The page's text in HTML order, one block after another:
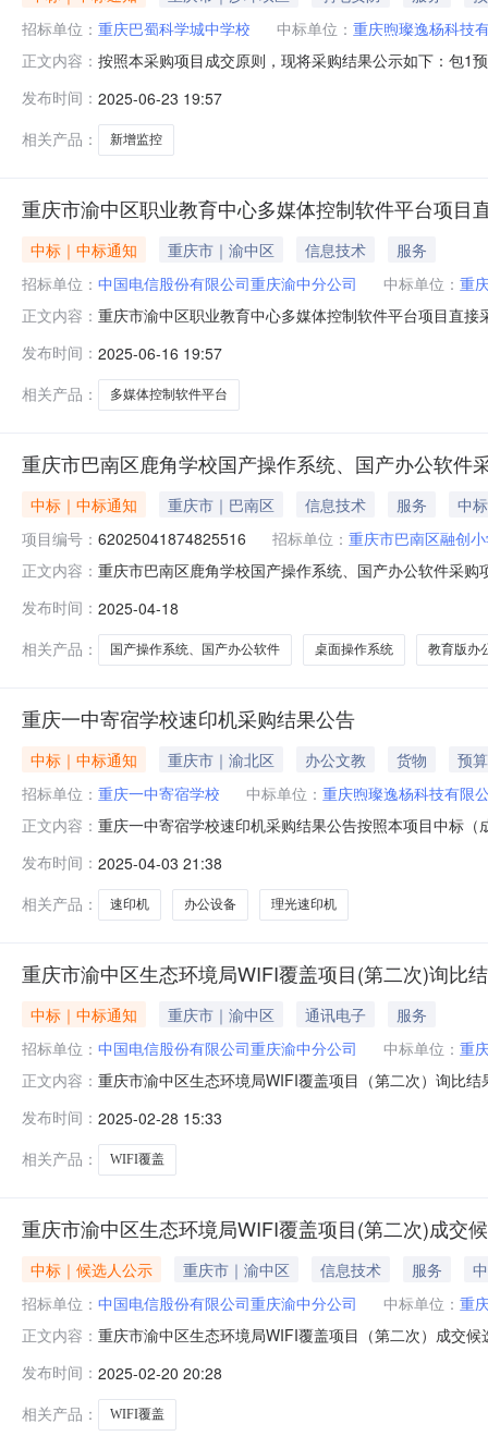
招标单位： 重庆巴蜀科学城中学校 中标单位： 重庆煦璨逸杨科技
正文内容： 按照本采购项目成交原则，现将采购结果公示如下：包1
煦璨逸杨科技有限公司报价时间：2025-06-2009:35:18
发布时间： 2025-06-23 19:57
相关产品：
新增监控
重庆市渝中区职业教育中心多媒体控制软件平台项目
中标｜中标通知 重庆市｜渝中区 信息技术
服务
招标单位： 中国电信股份有限公司重庆渝中分公司 中标单位： 重
正文内容： 重庆市渝中区职业教育中心多媒体控制软件平台项目直
目，且有效供应商有且仅有1家。三、直接采购供应商重
发布，其他媒
发布时间： 2025-06-16 19:57
相关产品：
多媒体控制软件平台
重庆市巴南区鹿角学校国产操作系统、国产办公软件
中标｜中标通知 重庆市｜巴南区 信息技术 服务
中
项目编号： 62025041874825516 招标单位： 重庆市巴南区融创
正文内容： 重庆市巴南区鹿角学校国产操作系统、国产办公软件采
话：18223308434项目所在行政区划编码：500113项
发布时间： 2025-04-18
相关产品：
国产操作系统、国产办公软件 桌面操作系统 教育版办
重庆一中寄宿学校速印机采购结果公告
中标｜中标通知 重庆市｜渝北区 办公文教 货物
预
招标单位： 重庆一中寄宿学校 中标单位： 重庆煦璨逸杨科技有限
正文内容： 重庆一中寄宿学校速印机采购结果公告按照本项目中标
允许最大成交供应商数量：1采购结果：中标（成交）中
发布时间： 2025-04-03 21:38
相关产品：
速印机 办公设备 理光速印机
重庆市渝中区生态环境局WIFI覆盖项目(第二次)询比
中标｜中标通知 重庆市｜渝中区 通讯电子
服务
招标单位： 中国电信股份有限公司重庆渝中分公司 中标单位： 重
正文内容： 重庆市渝中区生态环境局WIFI覆盖项目（第二次）询比
发布时间： 2025-02-28 15:33
相关产品：
WIFI覆盖
重庆市渝中区生态环境局WIFI覆盖项目(第二次)成交
中标｜候选人公示 重庆市｜渝中区 信息技术 服务
招标单位： 中国电信股份有限公司重庆渝中分公司 中标单位： 重
正文内容： 重庆市渝中区生态环境局WIFI覆盖项目（第二次）成交
民币（不含税）2.第二成交候选人：（1）单位名称：重
限公司（2）响应报价
发布时间： 2025-02-20 20:28
相关产品：
WIFI覆盖